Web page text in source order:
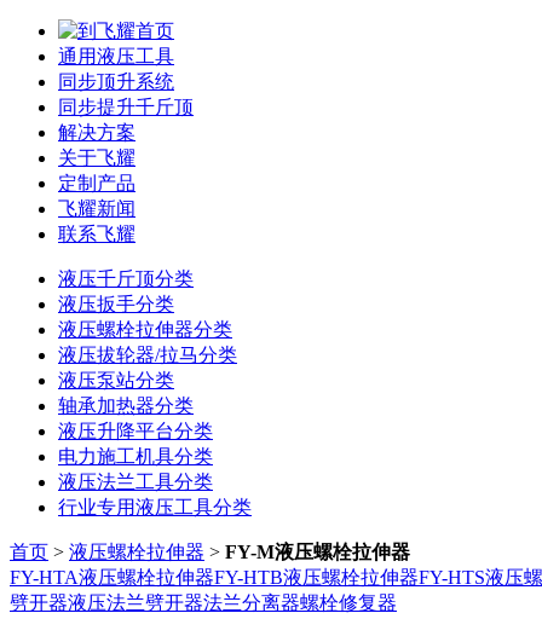
通用液压工具
同步顶升系统
同步提升千斤顶
解决方案
关于飞耀
定制产品
飞耀新闻
联系飞耀
液压千斤顶分类
液压扳手分类
液压螺栓拉伸器分类
液压拔轮器/拉马分类
液压泵站分类
轴承加热器分类
液压升降平台分类
电力施工机具分类
液压法兰工具分类
行业专用液压工具分类
首页 > 液压螺栓拉伸器 > FY-M液压螺栓拉伸器
FY-HTA液压螺栓拉伸器FY-HTB液压螺栓拉伸器FY-HTS液压
劈开器液压法兰劈开器法兰分离器螺栓修复器